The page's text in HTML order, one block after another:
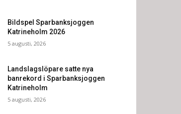
Bildspel Sparbanksjoggen
Katrineholm 2026
5 augusti, 2026
Landslagslöpare satte nya
banrekord i Sparbanksjoggen
Katrineholm
5 augusti, 2026